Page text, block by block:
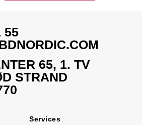
55
65, 1. TV
STRAND
Services